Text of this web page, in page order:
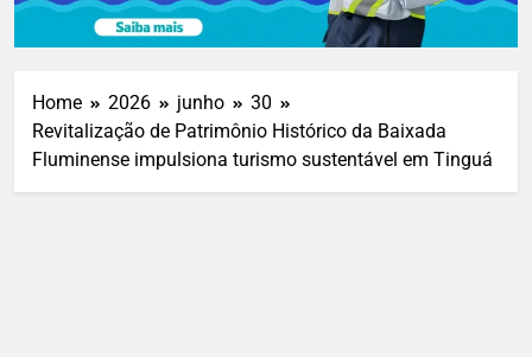
Home 2026 junho
30
Revitalização de Patrimônio Histórico da Baixada
Fluminense impulsiona turismo sustentável em Tinguá